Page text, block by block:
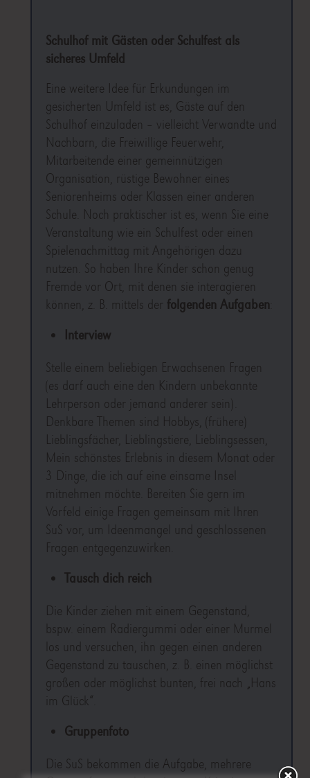
Schulhof mit Gästen oder Schulfest als
sicheres Umfeld
Eine weitere Idee für Erkundungen im
gesicherten Umfeld ist es, Gäste auf den
Schulhof einzuladen – vielleicht Verwandte und
Nachbarn, die Freiwillige Feuerwehr,
Mitarbeitende einer gemeinnützigen
Organisation, rüstige Bewohner eines
Seniorenheims oder Klassen einer anderen
Schule. Noch praktischer ist es, wenn Sie eine
Veranstaltung wie ein Schulfest oder einen
Spielenachmittag mit Angehörigen dazu
nutzen. So haben Ihre Kinder schon genug
Fremde vor Ort, mit denen sie interagieren
können, z. B. mittels der folgenden Aufgaben
Interview
Stelle einem beliebigen Erwachsenen Fragen
(es darf auch eine den Kindern unbekannte
Lehrperson oder jemand anderer sein).
Denkbare Themen sind Hobbys, (frühere)
Lieblingsfächer, Lieblingstiere, Lieblingsessen,
Mein schönstes Erlebnis in diesem Monat oder
3 Dinge, die ich auf eine einsame Insel
mitnehmen möchte. Bereiten Sie gern im
Vorfeld einige Fragen gemeinsam mit Ihren
SuS vor, um Ideenmangel und geschlossenen
Fragen entgegenzuwirken.
Tausch dich reich
Die Kinder ziehen mit einem Gegenstand,
bspw. einem Radiergummi oder einer Murmel
los und versuchen, ihn gegen einen anderen
Gegenstand zu tauschen, z. B. einen möglichst
großen oder möglichst bunten, frei nach „Hans
im Glück“.
Gruppenfoto
Die SuS bekommen die Aufgabe, mehrere